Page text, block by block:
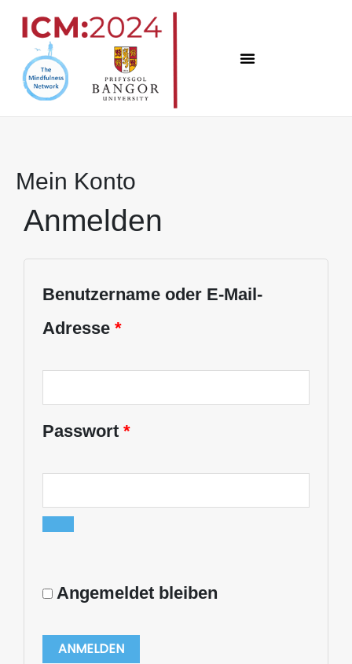
Inhalt
springen
Mein Konto
Anmelden
Benutzername oder E-Mail-
Adresse *
Erforderlich
Passwort *
Erforderlich
Angemeldet bleiben
ANMELDEN
Erforderlich